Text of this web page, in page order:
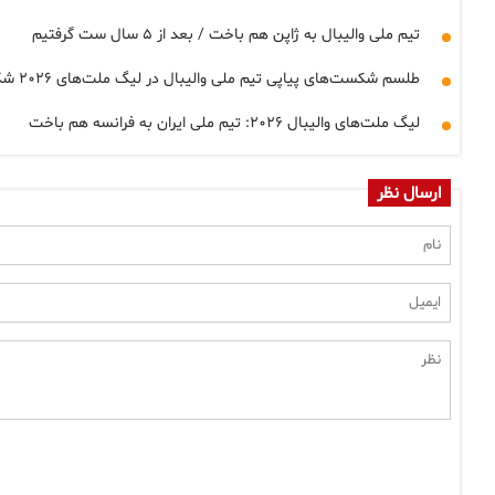
تیم ملی والیبال به ژاپن هم باخت / بعد از ۵ سال ست گرفتیم
طلسم شکست‌های پیاپی تیم ملی والیبال در لیگ ملت‌های ۲۰۲۶ شکسته نشد / به آمریکا هم باختیم
لیگ ملت‌های والیبال ۲۰۲۶: تیم ملی ایران به فرانسه هم باخت
ارسال نظر